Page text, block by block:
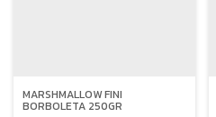
MARSHMALLOW FINI
BORBOLETA 250GR